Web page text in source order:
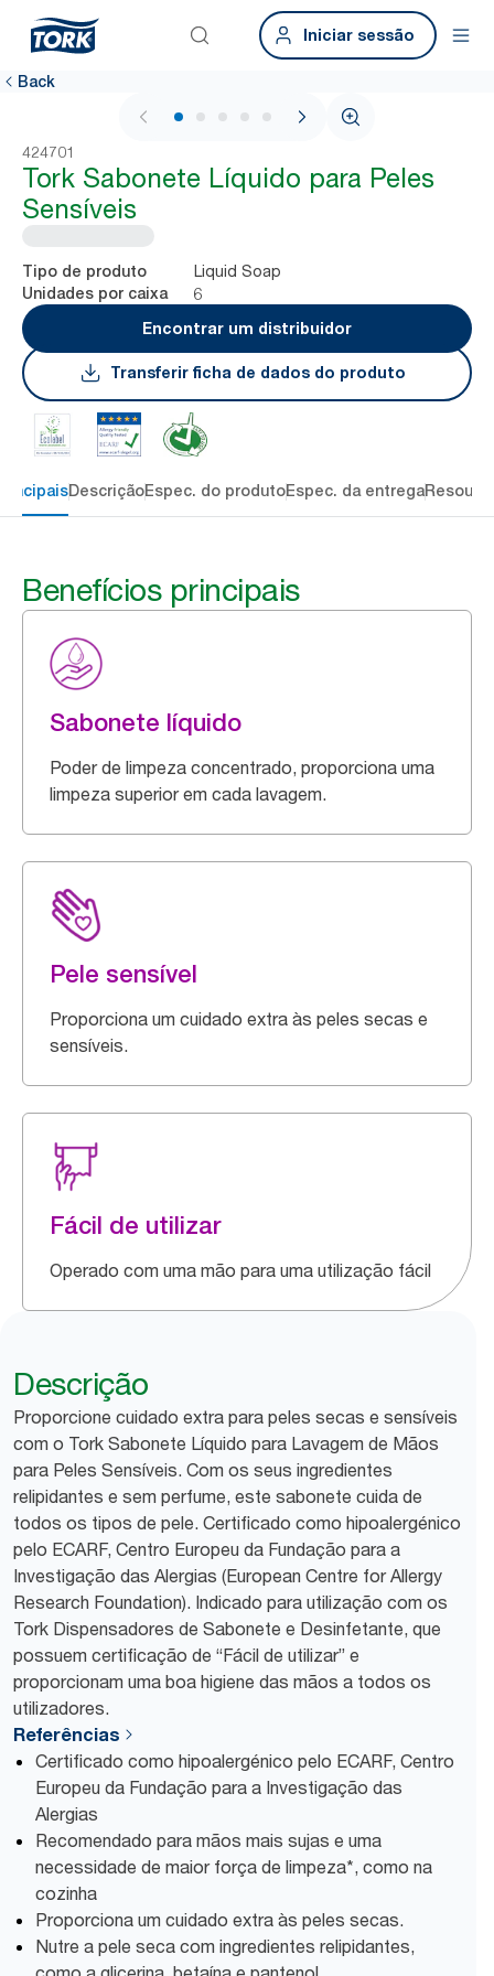
Iniciar sessão
Back
1 / 6
424701
Tork Sabonete Líquido para Peles
Sensíveis
Tipo de produto Liquid Soap
Unidades por caixa
6
Encontrar um distribuidor
Transferir ficha de dados do produto
DescriçãoEspec. do produtoEspec. da entrega
Benefícios principais
Sabonete líquido
Poder de limpeza concentrado, proporciona uma
limpeza superior em cada lavagem.
Pele sensível
Proporciona um cuidado extra às peles secas e
sensíveis.
Fácil de utilizar
Operado com uma mão para uma utilização fácil
Descrição
Proporcione cuidado extra para peles secas e sensíveis
com o Tork Sabonete Líquido para Lavagem de Mãos
para Peles Sensíveis. Com os seus ingredientes
relipidantes e sem perfume, este sabonete cuida de
todos os tipos de pele. Certificado como hipoalergénico
pelo ECARF, Centro Europeu da Fundação para a
Investigação das Alergias (European Centre for Allergy
Research Foundation). Indicado para utilização com os
Tork Dispensadores de Sabonete e Desinfetante, que
possuem certificação de “Fácil de utilizar” e
proporcionam uma boa higiene das mãos a todos os
utilizadores.
Referências
Certificado como hipoalergénico pelo ECARF, Centro
Europeu da Fundação para a Investigação das
Alergias
Recomendado para mãos mais sujas e uma
necessidade de maior força de limpeza*, como na
cozinha
Proporciona um cuidado extra às peles secas.
Nutre a pele seca com ingredientes relipidantes,